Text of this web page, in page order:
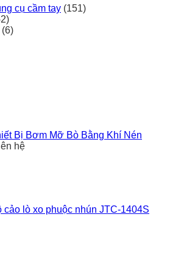
cụ cầm tay (151)
(6)
Bị Bơm Mỡ Bò Bằng Khí Nén
hệ
cảo lò xo phuộc nhún JTC-1404S